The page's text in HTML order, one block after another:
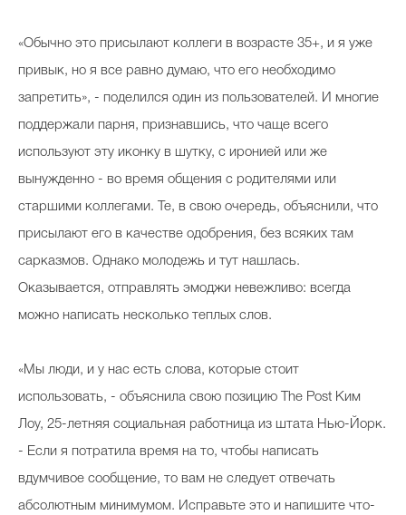
«Обычно это присылают коллеги в возрасте 35+, и я уже
привык, но я все равно думаю, что его необходимо
запретить», - поделился один из пользователей. И многие
поддержали парня, признавшись, что чаще всего
используют эту иконку в шутку, с иронией или же
вынужденно - во время общения с родителями или
старшими коллегами. Те, в свою очередь, объяснили, что
присылают его в качестве одобрения, без всяких там
сарказмов. Однако молодежь и тут нашлась.
Оказывается, отправлять эмоджи невежливо: всегда
можно написать несколько теплых слов.
«Мы люди, и у нас есть слова, которые стоит
использовать, - объяснила свою позицию The Post Ким
Лоу, 25-летняя социальная работница из штата Нью-Йорк.
- Если я потратила время на то, чтобы написать
вдумчивое сообщение, то вам не следует отвечать
абсолютным минимумом. Исправьте это и напишите что-